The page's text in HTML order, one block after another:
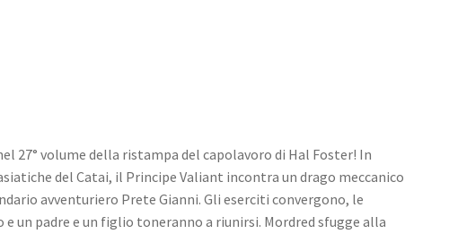
27° volume della ristampa del capolavoro di Hal Foster! In
del Catai, il Principe Valiant incontra un drago meccanico
avventuriero Prete Gianni. Gli eserciti convergono, le
un padre e un figlio toneranno a riunirsi. Mordred sfugge alla